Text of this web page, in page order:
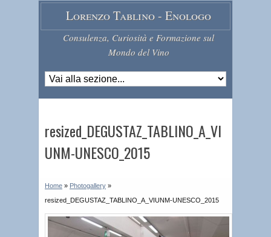
Lorenzo Tablino - Enologo
Consulenza, Curiosità e Formazione sul
Mondo del Vino
resized_DEGUSTAZ_TABLINO_A_VI
UNM-UNESCO_2015
Home » Photogallery »
resized_DEGUSTAZ_TABLINO_A_VIUNM-UNESCO_2015